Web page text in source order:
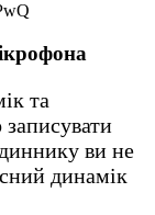
та
ви не
динамік